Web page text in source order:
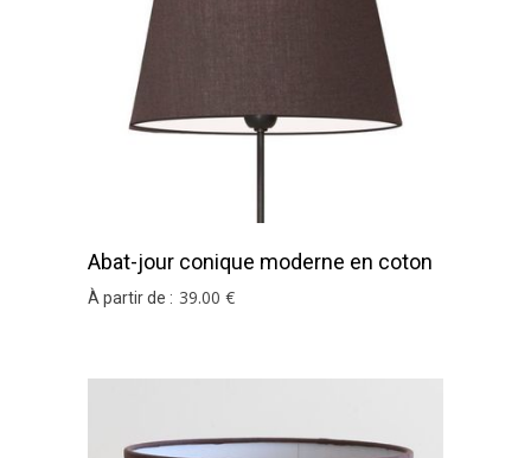
Abat-jour conique moderne en coton
chocolat
À partir de : 39.00 €